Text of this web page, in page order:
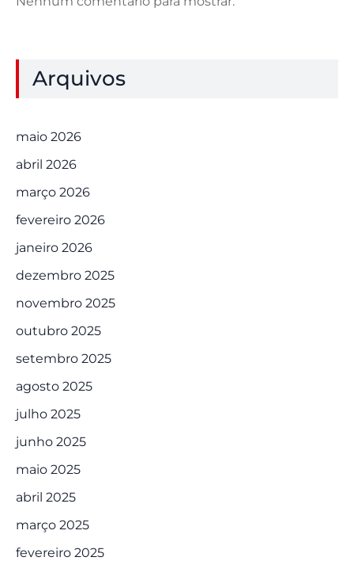
Arquivos
maio 2026
abril 2026
março 2026
fevereiro 2026
janeiro 2026
dezembro 2025
novembro 2025
outubro 2025
setembro 2025
agosto 2025
julho 2025
junho 2025
maio 2025
abril 2025
março 2025
fevereiro 2025